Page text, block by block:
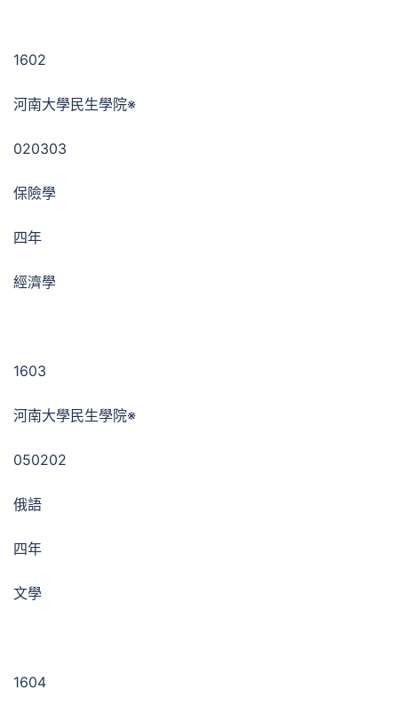
1602
河南大學民生學院※
020303
保險學
四年
經濟學
1603
河南大學民生學院※
050202
俄語
四年
文學
1604